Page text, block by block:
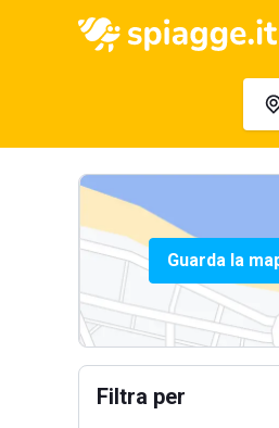
Guarda la
Filtra per